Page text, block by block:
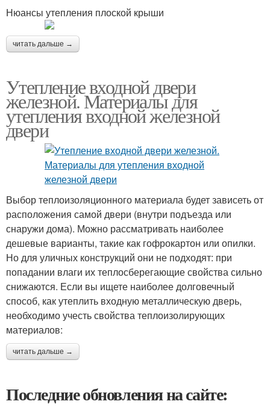
Нюансы утепления плоской крыши
читать дальше →
Утепление входной двери
железной. Материалы для
утепления входной железной
двери
Выбор теплоизоляционного материала будет зависеть от
расположения самой двери (внутри подъезда или
снаружи дома). Можно рассматривать наиболее
дешевые варианты, такие как гофрокартон или опилки.
Но для уличных конструкций они не подходят: при
попадании влаги их теплосберегающие свойства сильно
снижаются. Если вы ищете наиболее долговечный
способ, как утеплить входную металлическую дверь,
необходимо учесть свойства теплоизолирующих
материалов:
читать дальше →
Последние обновления на сайте: